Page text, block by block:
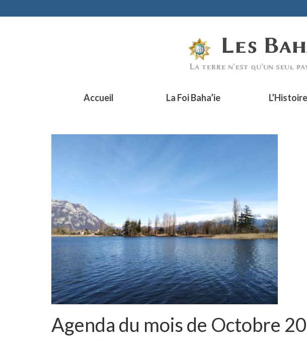
Accueil La Foi Baha’ie L’Histoire
Agenda du mois de Octobre